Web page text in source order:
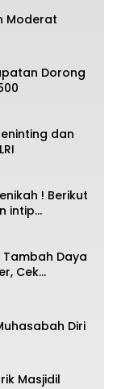
Moderat
Dorong
dan
! Berikut
intip
Tambah Daya
Cek
Diri
Masjidil